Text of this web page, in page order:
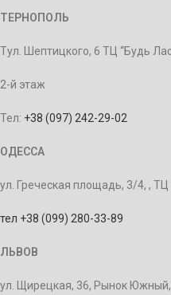
ТЕРНОПОЛЬ
Тул. Шептицкого, 6 ТЦ “Будь
2-й этаж
Тел: +38 (097) 242-29-02
ОДЕССА
ул. Греческая площадь, 3/4, ,
тел +38 (099) 280-33-89
ЛЬВОВ
ул. Щирецкая, 36, Рынок